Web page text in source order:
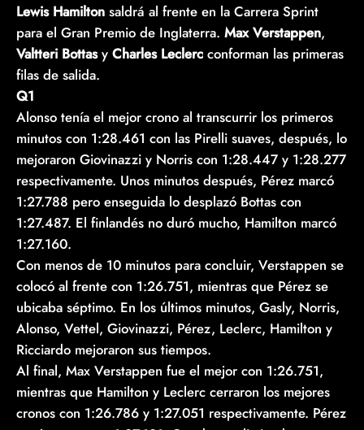
Lewis Hamilton saldrá al frente en la Carrera Sprint
para el Gran Premio de Inglaterra. Max Verstappen,
Valtteri Bottasy Charles Leclerc conforman las primeras
filas de salida.
Q1
Alonso tenía el mejor crono al transcurrir los primeros
minutos con 1:28.461 con las Pirelli suaves, después, lo
mejoraron Giovinazzi y Norris con 1:28.447 y 1:28.277
respectivamente. Unos minutos después, Pérez marcó
1:27.788 pero enseguida lo desplazó Bottas con
1:27.487. El finlandés no duró mucho, Hamilton marcó
1:27.160.
Con menos de 10 minutos para concluir, Verstappen se
colocó al frente con 1:26.751, mientras que Pérez se
ubicaba séptimo. En los últimos minutos, Gasly, Norris,
Alonso, Vettel, Giovinazzi, Pérez, Leclerc, Hamilton y
Ricciardo mejoraron sus tiempos.
Al final, Max Verstappen fue el mejor con 1:26.751,
mientras que Hamilton y Leclerc cerraron los mejores
cronos con 1:26.786 y 1:27.051 respectivamente. Pérez